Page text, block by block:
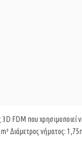
FDM που χρησιμοποιεί
Διάμετρος νήματος: